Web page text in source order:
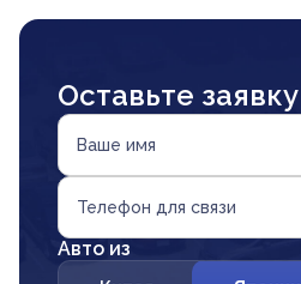
Оставьте заявку
Ваше имя
Телефон для связи
Авто из